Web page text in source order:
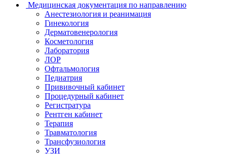
Медицинская документация по направлению
Анестезиология и реанимация
Гинекология
Дерматовенерология
Косметология
Лаборатория
ЛОР
Офтальмология
Педиатрия
Прививочный кабинет
Процедурный кабинет
Регистратура
Рентген кабинет
Терапия
Травматология
Трансфузиология
УЗИ